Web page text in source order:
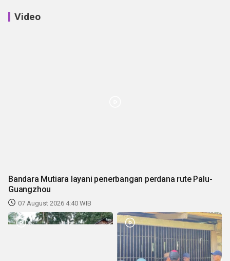
Video
Bandara Mutiara layani penerbangan perdana rute Palu-
Guangzhou
07 August 2026 4:40 WIB